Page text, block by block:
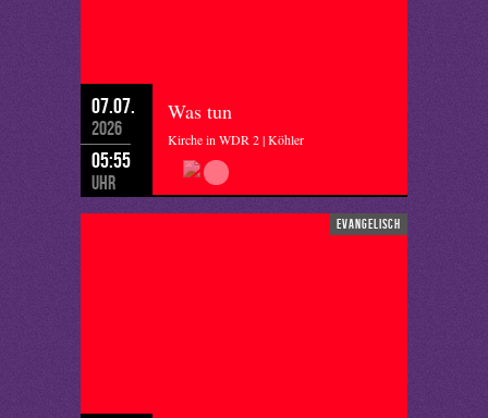
07.07.
2026
05:55
Uhr
Was tun
Kirche in WDR 2 | Köhler
evangelisch